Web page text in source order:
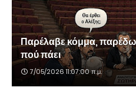
Παρέλαβε κόμμα,
πού πάει
7/05/2026 11:07:00 π.μ.